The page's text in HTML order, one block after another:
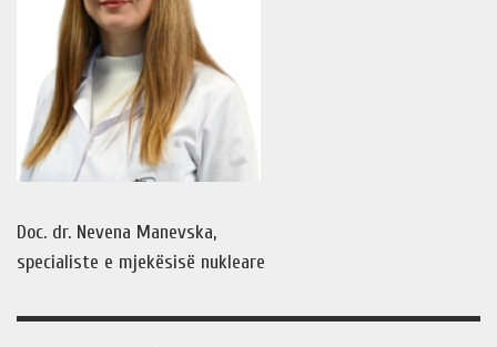
Doc. dr. Nevena Manevska,
specialiste e mjekësisë nukleare